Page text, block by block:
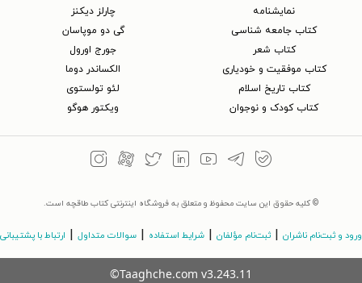
نمایشنامه
کتاب جامعه شناسی
کتاب شعر
کتاب موفقیت و خودیاری
کتاب تاریخ اسلام
کتاب کودک و نوجوان
چارلز دیکنز
گی دو موپاسان
جورج اورول
الکساندر دوما
لئو تولستوی
ویکتور هوگو
© کلیه حقوق این سایت محفوظ و متعلق به فروشگاه اینترنتی کتاب طاقچه است.
ورود و ثبت‌نام ناشران | ثبت‌نام مؤلفان | شرایط استفاده | سوالات متداول | ارتباط با پشتیبانی
©Taaghche.com v3.243.11